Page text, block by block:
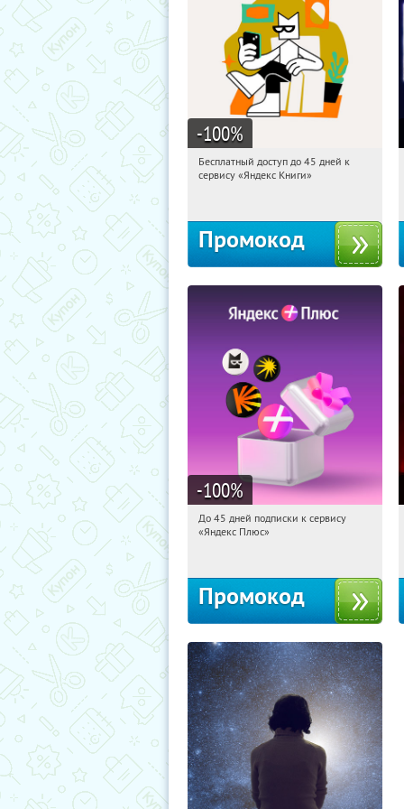
-100%
11:23:16
Получи первым!
Бесплатный доступ до 45 дней к
сервису «Яндекс Книги»
Промокод
-100%
11:23:16 Получили:
До 45 дней подписки к сервису
«Яндекс Плюс»
Промокод